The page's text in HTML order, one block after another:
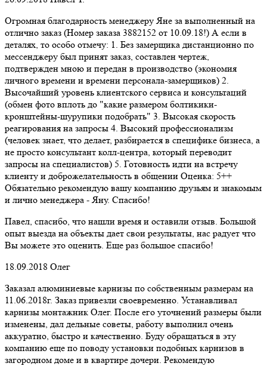
Огромная благодарность менеджеру Яне за выполненный на
отлично заказ (Номер заказа 3882152 от 10.09.18!) А если в
деталях, то особо отмечу: 1. Без замерщика дистанционно по
мессенджеру был принят заказ, составлен чертеж,
подтвержден мною и передан в производство (экономия
личного времени и времени персонала-замерщиков) 2.
Высочайший уровень клиентского сервиса и консультаций
(обмен фото вплоть до "какие размером болтикики-
кронштейны-шурупики подобрать" 3. Высокая скорость
реагирования на запросы 4. Высокий профессионализм
(человек знает, что делает, разбирается в специфике бизнеса, а
не просто консультант колл-центра, который переводит
запросы на специалистов) 5. Готовность идти на встречу
клиенту и доброжелательность в общении Оценка: 5++
Обязательно рекомендую вашу компанию друзьям и знакомым
и лично менеджера - Яну. Спасибо!
Павел, спасибо, что нашли время и оставили отзыв. Большой
опыт выезда на объекты дает свои результаты, нас радует что
Вы можете это оценить. Еще раз большое спасибо!
18.09.2018 Олег
Заказал алюминиевые карнизы по собственным размерам на
11.06.2018г. Заказ привезли своевременно. Устанавливал
карнизы монтажник Олег. После его уточнений размеры были
изменены, дал дельные советы, работу выполнил очень
аккуратно, быстро и качественно. Буду обращаться в эту
компанию еще по поводу установки подобных карнизов в
загородном доме и в квартире дочери. Рекомендую